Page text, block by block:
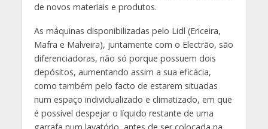
de novos materiais e produtos.
As máquinas disponibilizadas pelo Lidl (Ericeira,
Mafra e Malveira), juntamente com o Electrão, são
diferenciadoras, não só porque possuem dois
depósitos, aumentando assim a sua eficácia,
como também pelo facto de estarem situadas
num espaço individualizado e climatizado, em que
é possível despejar o líquido restante de uma